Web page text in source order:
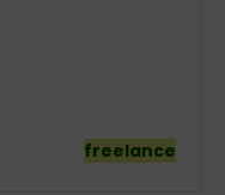
freelance